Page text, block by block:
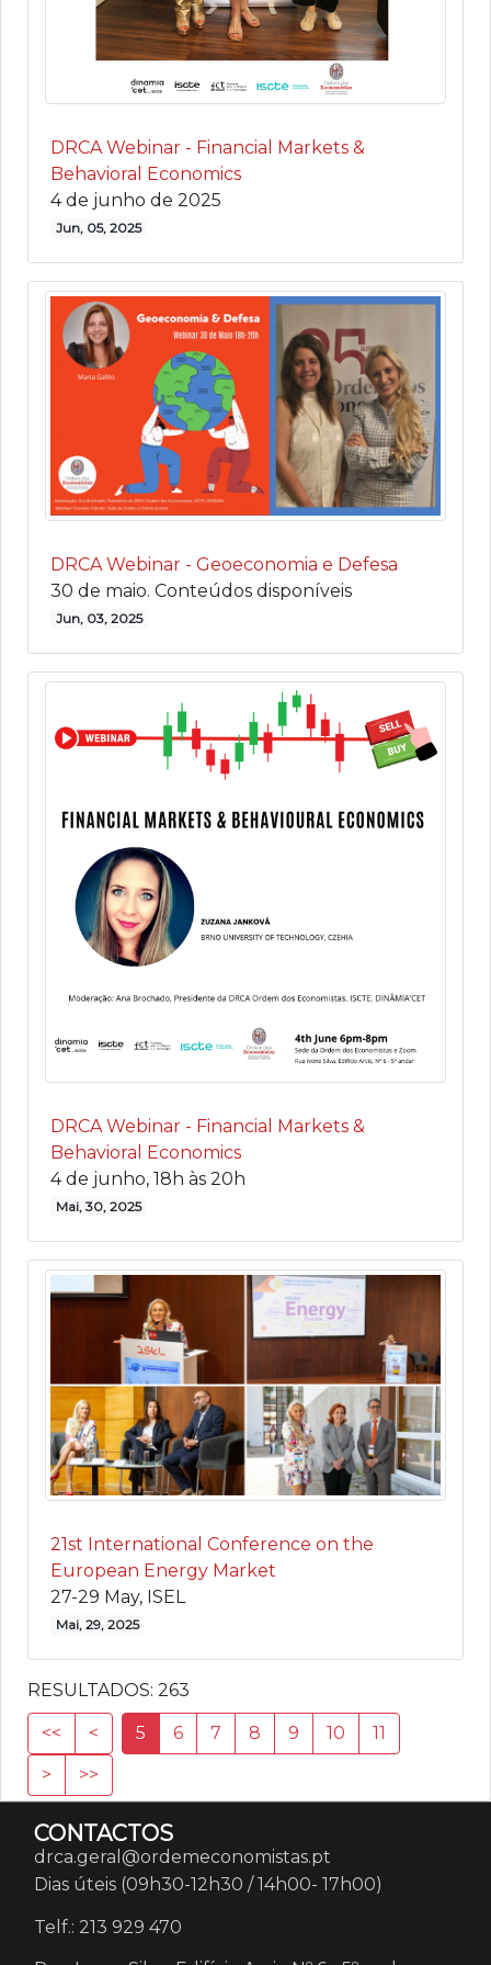
DRCA Webinar - Financial Markets &
Behavioral Economics
4 de junho de 2025
Jun, 05, 2025
DRCA Webinar - Geoeconomia e Defesa
30 de maio. Conteúdos disponíveis
Jun, 03, 2025
DRCA Webinar - Financial Markets &
Behavioral Economics
4 de junho, 18h às 20h
Mai, 30, 2025
21st International Conference on the
European Energy Market
27-29 May, ISEL
Mai, 29, 2025
RESULTADOS: 263
<< < 5 6 7 8 9 10
11
>
>>
CONTACTOS
drca.geral@ordemeconomistas.pt
Dias úteis (09h30-12h30 / 14h00- 17h00)
Telf.: 213 929 470